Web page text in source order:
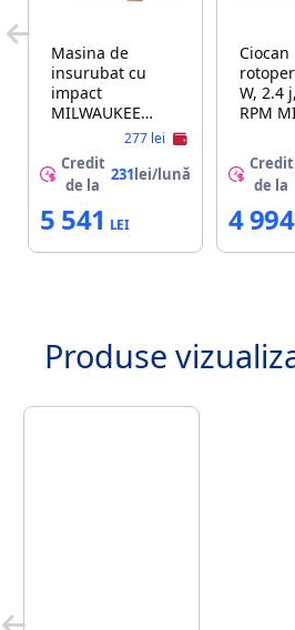
Masina de
insurubat cu
impact
MILWAUKEE
M18FMTIW2F12-
277 lei
Credit
de la
231lei/lună
5 541
Ciocan
W, 2.4
RPM
Credit
de la
4 994
Produse